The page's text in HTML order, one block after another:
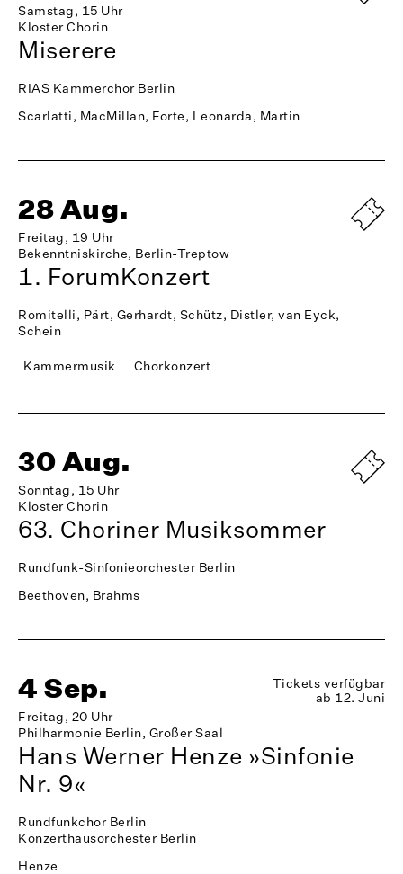
Samstag, 15 Uhr
Kloster Chorin
Miserere
RIAS Kammerchor Berlin
Scarlatti, MacMillan, Forte, Leonarda, Martin
28 Aug.
Freitag, 19 Uhr
Bekenntniskirche, Berlin-Treptow
1. ForumKonzert
Romitelli, Pärt, Gerhardt, Schütz, Distler, van Eyck,
Schein
Kammermusik Chorkonzert
30 Aug.
Sonntag, 15 Uhr
Kloster Chorin
63. Choriner Musiksommer
Rundfunk-Sinfonieorchester Berlin
Beethoven, Brahms
4 Sep.
Freitag, 20 Uhr
Philharmonie Berlin, Großer Saal
Tickets verfügbar
ab 12. Juni
Hans Werner Henze »Sinfonie
Nr. 9«
Rundfunkchor Berlin
Konzerthausorchester Berlin
Henze